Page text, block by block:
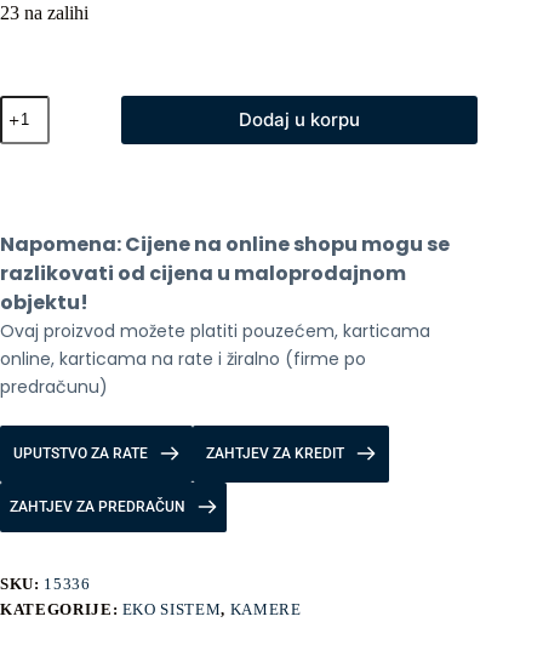
23 na zalihi
Xiaomi
IMILAB
EC4
količina
Dodaj u korpu
Napomena: Cijene na online shopu mogu se
razlikovati od cijena u maloprodajnom
objektu!
Ovaj proizvod možete platiti pouzećem, karticama
online, karticama na rate i žiralno (firme po
predračunu)
UPUTSTVO ZA RATE ZAHTJEV ZA KREDIT
ZAHTJEV ZA PREDRAČUN
SKU: 15336
KATEGORIJE: EKO SISTEM, KAMERE